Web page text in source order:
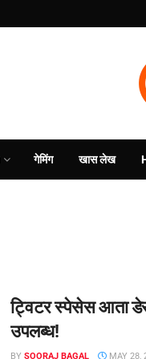
गेमिंग खास लेख
ट्विटर स्पेसेस आता
उपलब्ध!
BY SOORAJ BAGAL MAY 28,